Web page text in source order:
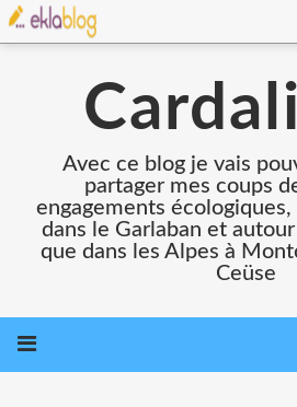
Avec ce blog je vais
partager mes coups
engagements
dans le Garlaban et
que dans les Alpes à
Ceüse